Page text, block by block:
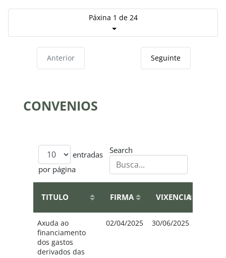
Páxina 1 de 24
Anterior Seguinte
CONVENIOS
entradas
por página
Search
TITULO FIRMA VIXENCIA
Axuda ao
financiamento
dos gastos
derivados das
02/04/2025 30/06/2025